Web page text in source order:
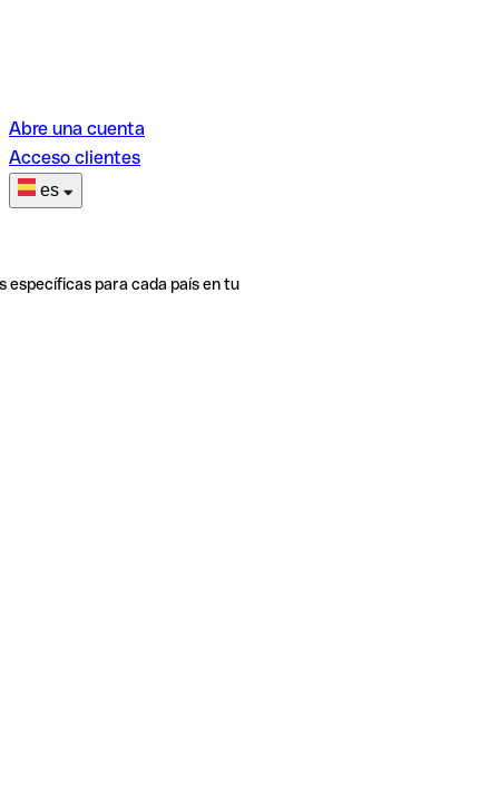
Abre una cuenta
Acceso clientes
es
específicas para cada país en tu